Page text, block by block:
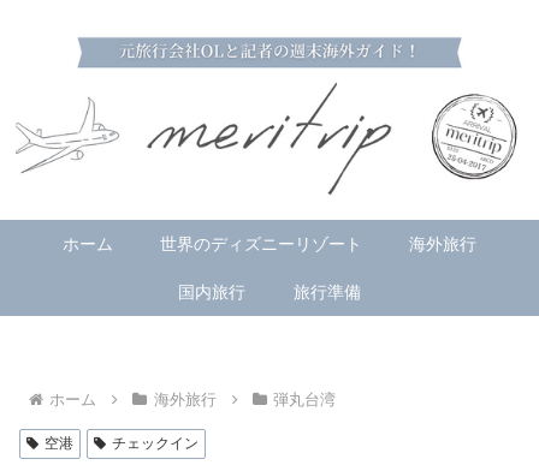
ホーム 世界のディズニーリゾート 海外旅行
国内旅行 旅行準備
ホーム 海外旅行 弾丸台湾
空港 チェックイン